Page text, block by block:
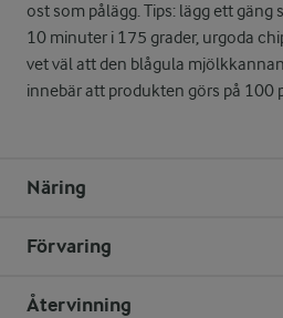
ost som pålägg. Tips: lägg ett
10 minuter i 175 grader, urgoda
vet väl att den blågula
innebär att produkten görs på 100
Näring
Förvaring
Återvinning